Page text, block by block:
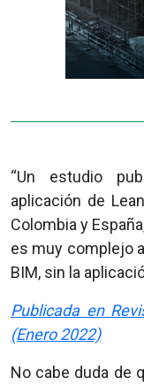
“Un estudio
aplicación de
Colombia y
es muy complejo
BIM, sin la
Publicada en
(Enero 2022)
No cabe duda de